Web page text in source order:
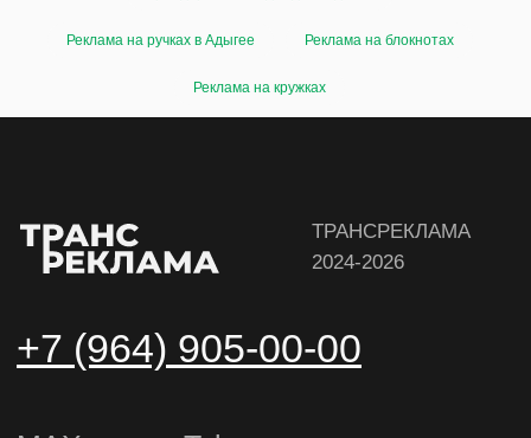
Скрыть отзывы
Реклама на ручках в Адыгее Реклама на блокнотах
Реклама на кружках